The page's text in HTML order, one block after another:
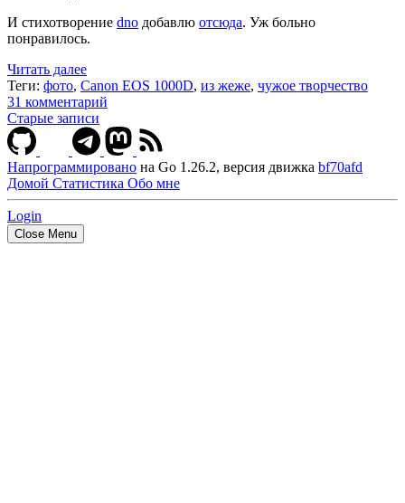
И стихотворение dno добавлю отсюда. Уж больно
понравилось.
Читать далее
Теги: фото, Canon EOS 1000D, из жеже, чужое творчество
31 комментарий
Старые записи
Напрограммировано на Go 1.26.2, версия движка bf70afd
Домой Статистика Обо мне
Login
Close Menu